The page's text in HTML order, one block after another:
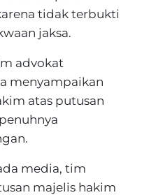
tidak terbukti
jaksa.
advokat
menyampaikan
atas putusan
media, tim
majelis hakim